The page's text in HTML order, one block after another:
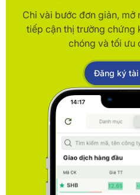
Chỉ vài bước đơn giản, mở
tiếp cận thị trường chứng
chóng và tối ưu
Đăng ký tài